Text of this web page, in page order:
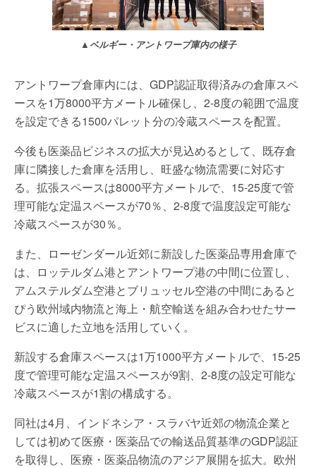
▲ベルギー・アントワープ庫内の様子
アントワープ倉庫内には、GDP認証取得済みの倉庫スペ
ースを1万8000平方メートル確保し、2-8度の範囲で温度
を設定できる1500パレット分の冷蔵スペースを配置。
今後も医薬品ビジネスの拡大が見込めるとして、既存倉
庫に隣接した倉庫を活用し、旺盛な物流需要に対応す
る。拡張スペースは8000平方メートルで、15-25度で管
理可能な定温スペースが70％、2-8度で温度設定可能な
冷蔵スペースが30％。
また、ローゼンダール近郊に新設した医薬品専用倉庫で
は、ロッテルダム港とアントワープ港の中間に位置し、
アムステルダム空港とブリュッセル空港の中間にあると
ぴう欧州域内物流と海上・航空輸送を組み合わせたサー
ビスに適した立地を活用していく。
新設する倉庫スペースは1万1000平方メートルで、15-25
度で管理可能な定温スペースが9割、2-8度の設定可能な
冷蔵スペースが1割の構成する。
同社は4月、インドネシア・スラバヤ近郊の物流企業と
しては初めて医療・医薬品での輸送品質基準のGDP認証
を取得し、医療・医薬品物流のアジア展開を拡大。欧州